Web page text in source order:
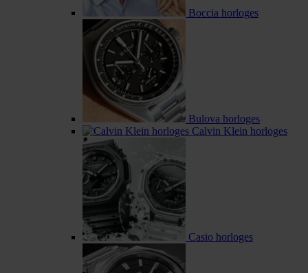
Boccia horloges
Bulova horloges
Calvin Klein horloges
Casio horloges